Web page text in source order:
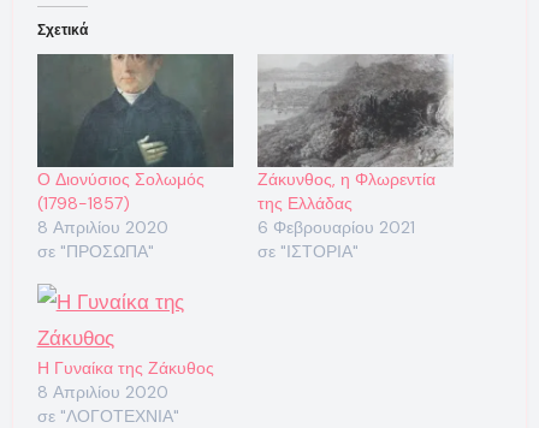
Σχετικά
Ο Διονύσιος Σολωμός
(1798-1857)
8 Απριλίου 2020
σε "ΠΡΟΣΩΠΑ"
Ζάκυνθος, η Φλωρεντία
της Ελλάδας
6 Φεβρουαρίου 2021
σε "ΙΣΤΟΡΙΑ"
Η Γυναίκα της Ζάκυθος
8 Απριλίου 2020
σε "ΛΟΓΟΤΕΧΝΙΑ"